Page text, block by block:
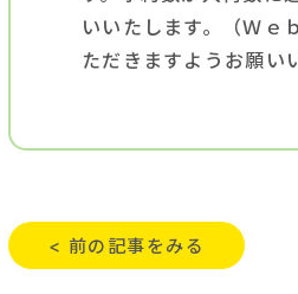
いいたします。（Ｗｅ
ただきますようお願い
< 前の記事をみる